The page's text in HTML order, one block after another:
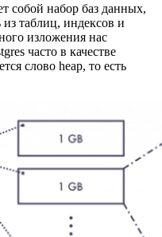
собой набор баз данных,
таблиц, индексов и
изложения нас
часто в качестве
слово heap, то есть